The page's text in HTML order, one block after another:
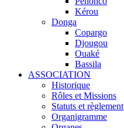
Kérou
Donga
Copargo
Djougou
Ouaké
Bassila
ASSOCIATION
Historique
Rôles et Missions
Statuts et règlement
Organigramme